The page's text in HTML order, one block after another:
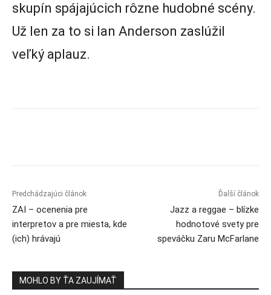
skupín spájajúcich rôzne hudobné scény.
Už len za to si Ian Anderson zaslúžil
veľký aplauz.
Predchádzajúci článok
ZAI – ocenenia pre
interpretov a pre miesta, kde
(ich) hrávajú
Ďalší článok
Jazz a reggae – blízke
hodnotové svety pre
speváčku Zaru McFarlane
MOHLO BY ŤA ZAUJÍMAŤ